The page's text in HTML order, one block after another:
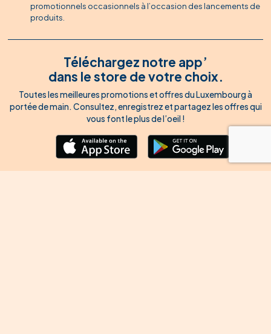
promotionnels occasionnels à l’occasion des lancements de
produits.
Téléchargez notre app’
dans le store de votre choix.
Toutes les meilleures promotions et offres du Luxembourg à
portée de main. Consultez, enregistrez et partagez les offres qui
vous font le plus de l’oeil !